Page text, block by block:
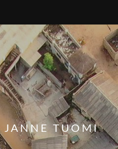
JANNE TUOMI